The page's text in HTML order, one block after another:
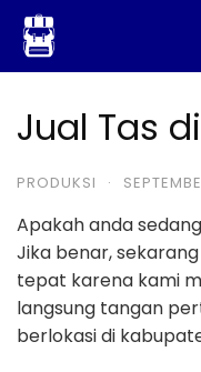
Skip
content
Jual Tas
PRODUKSI ·
Apakah anda
Jika benar,
tepat karena kami
langsung tangan
berlokasi di